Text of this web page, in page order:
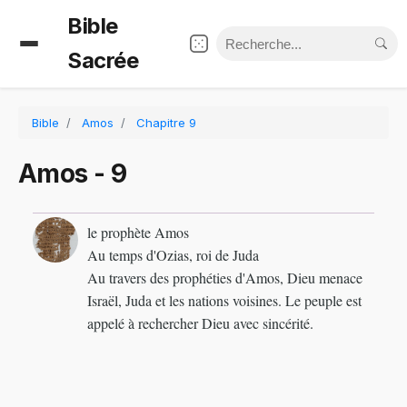
Bible
Sacrée
Bible Amos Chapitre 9
Amos - 9
le prophète Amos
Au temps d'Ozias, roi de Juda
Au travers des prophéties d'Amos, Dieu menace
Israël, Juda et les nations voisines. Le peuple est
appelé à rechercher Dieu avec sincérité.